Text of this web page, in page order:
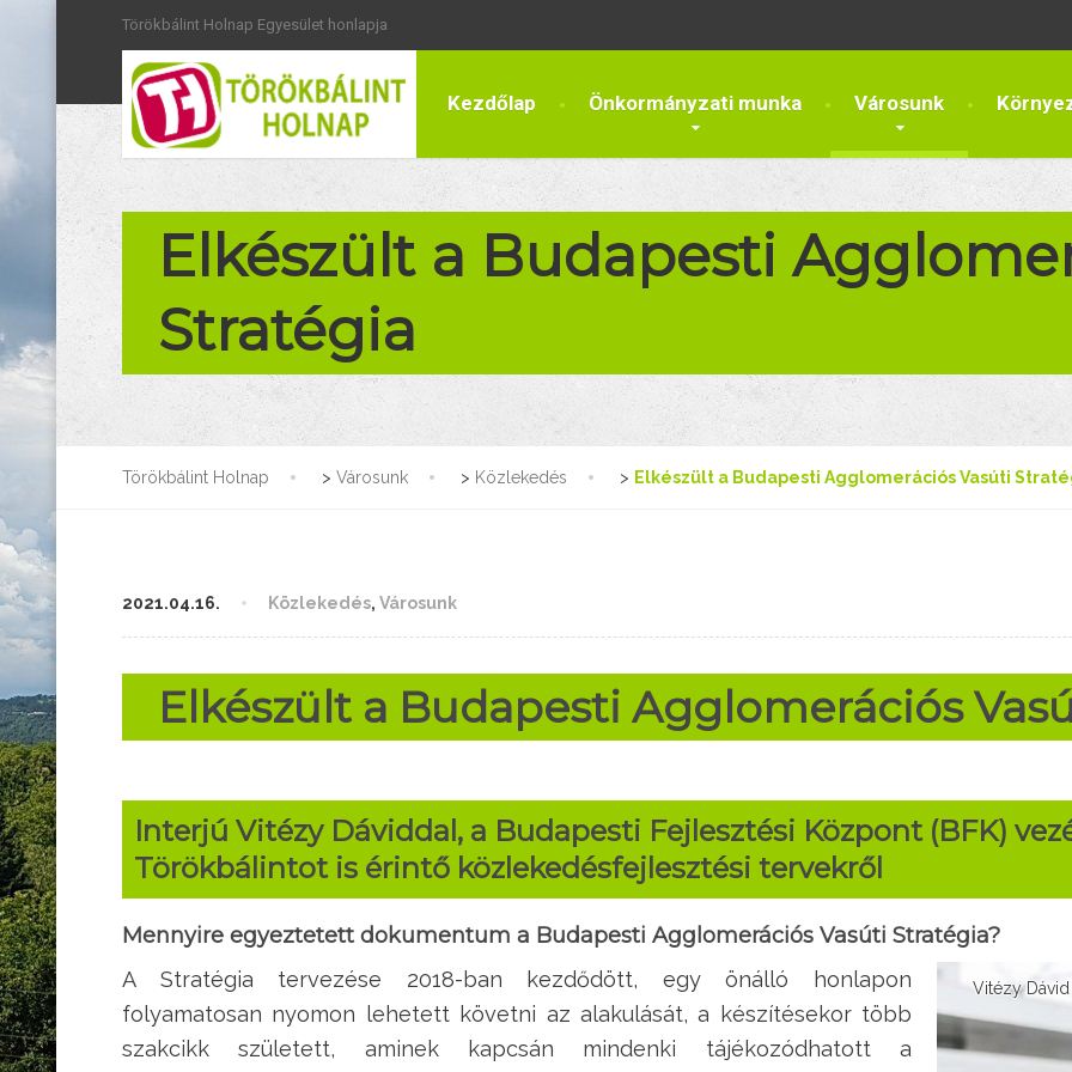
Törökbálint Holnap Egyesület honlapja
Kezdőlap Önkormányzati munka Városunk
Elkészült a Budapesti
Stratégia
Törökbálint Holnap > Városunk > Közlekedés > Elkészült a Budapesti Agglomerációs Vasúti
2021.04.16. Közlekedés, Városunk
Elkészült a Budapesti Agglomerációs
Interjú Vitézy Dáviddal, a Budapesti Fejlesztési Központ (BFK)
Törökbálintot is érintő közlekedésfejlesztési tervekről
Mennyire egyeztetett dokumentum a Budapesti Agglomerációs Vasúti Stratégia?
Vitézy Dávid
A Stratégia tervezése 2018-ban kezdődött, egy önálló honlapon
folyamatosan nyomon lehetett követni az alakulását, a készítésekor több
szakcikk született, aminek kapcsán mindenki tájékozódhatott a